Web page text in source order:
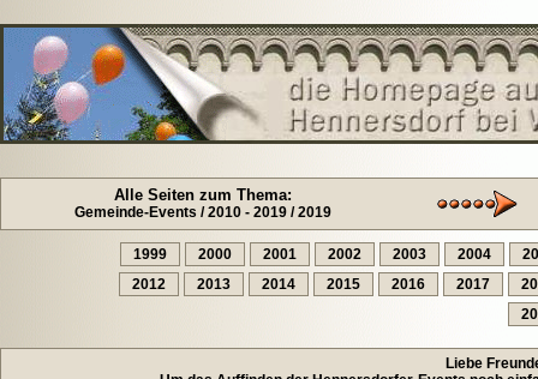
Alle Seiten zum Thema:
Gemeinde-Events / 2010 - 2019 / 2019
1999 2000 2001 2002 2003 2004
2012
2013 2014 2015 2016 2017
Liebe